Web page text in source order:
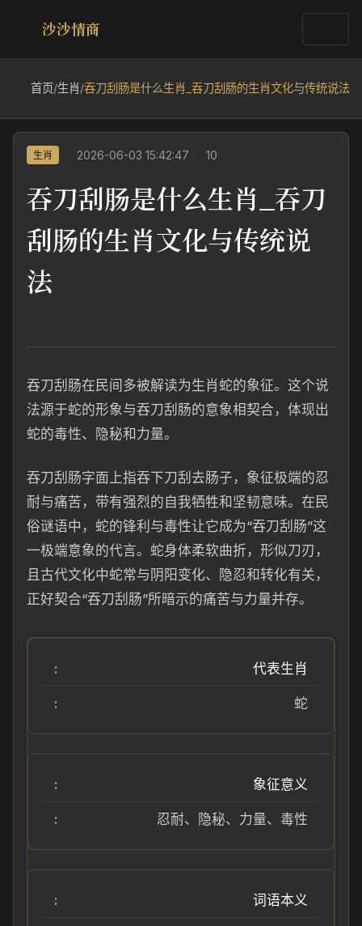
沙沙情商
首页/生肖/吞刀刮肠是什么生肖_吞刀刮肠的生肖文化与传统说法
生肖 2026-06-03 15:42:47 10
吞刀刮肠是什么生肖_吞刀
刮肠的生肖文化与传统说
法
吞刀刮肠在民间多被解读为生肖蛇的象征。这个说
法源于蛇的形象与吞刀刮肠的意象相契合，体现出
蛇的毒性、隐秘和力量。
吞刀刮肠字面上指吞下刀刮去肠子，象征极端的忍
耐与痛苦，带有强烈的自我牺牲和坚韧意味。在民
俗谜语中，蛇的锋利与毒性让它成为“吞刀刮肠”这
一极端意象的代言。蛇身体柔软曲折，形似刀刃，
且古代文化中蛇常与阴阳变化、隐忍和转化有关，
正好契合“吞刀刮肠”所暗示的痛苦与力量并存。
代表生肖
蛇
象征意义
忍耐、隐秘、力量、毒性
词语本义